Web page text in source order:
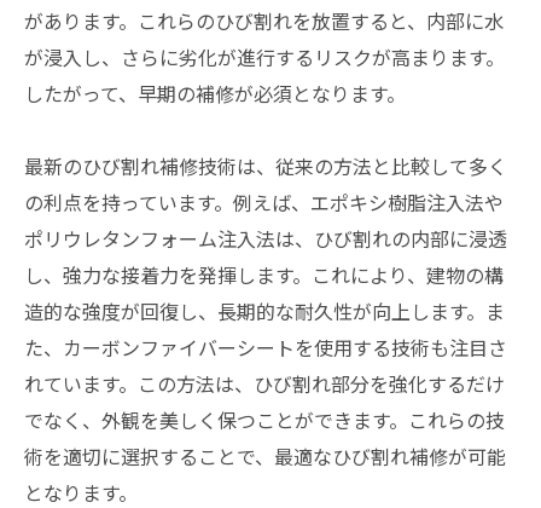
があります。これらのひび割れを放置すると、内部に水
が浸入し、さらに劣化が進行するリスクが高まります。
したがって、早期の補修が必須となります。
最新のひび割れ補修技術は、従来の方法と比較して多く
の利点を持っています。例えば、エポキシ樹脂注入法や
ポリウレタンフォーム注入法は、ひび割れの内部に浸透
し、強力な接着力を発揮します。これにより、建物の構
造的な強度が回復し、長期的な耐久性が向上します。ま
た、カーボンファイバーシートを使用する技術も注目さ
れています。この方法は、ひび割れ部分を強化するだけ
でなく、外観を美しく保つことができます。これらの技
術を適切に選択することで、最適なひび割れ補修が可能
となります。